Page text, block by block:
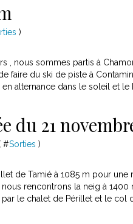
)
, nous sommes partis à
faire du ski de piste à
alternance dans le soleil et le
du 21
#Sorties )
de Tamié à 1085 m pour
rencontrons la neig à 1400
le chalet de Périllet et le col